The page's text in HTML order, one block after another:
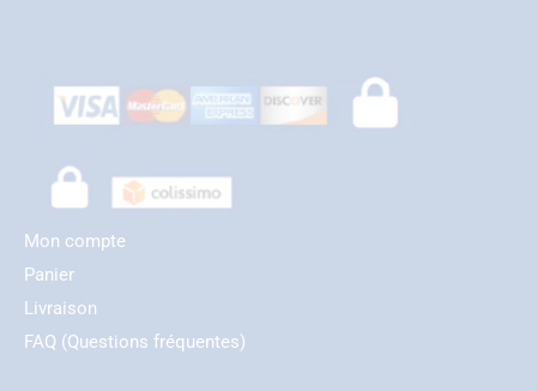
Mon compte
Panier
Livraison
FAQ (Questions fréquentes)